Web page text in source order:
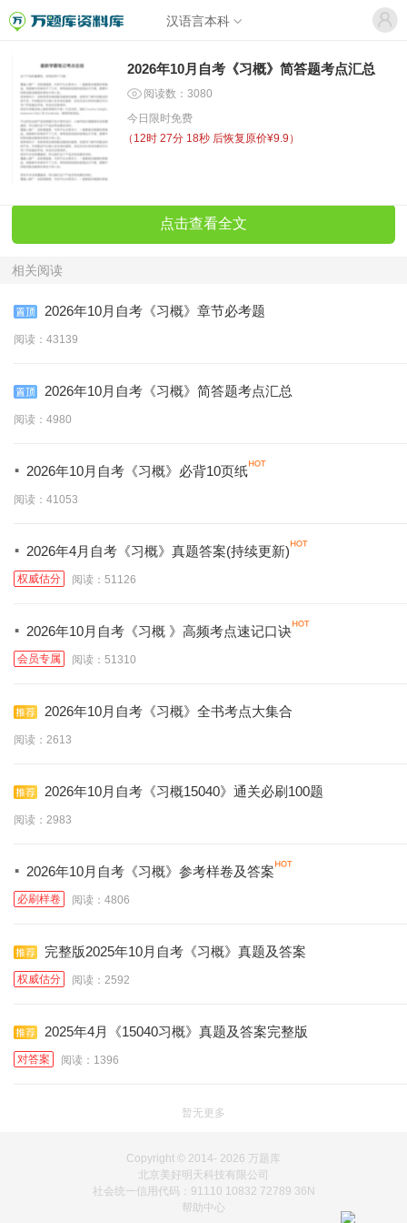
汉语言本科
2026年10月自考《习概》简答题考点汇总
阅读数：3080
今日限时免费
（ 12时 27分 18秒 后恢复原价¥9.9）
点击查看全文
相关阅读
2026年10月自考《习概》章节必考题
阅读：43139
2026年10月自考《习概》简答题考点汇总
阅读：4980
· 2026年10月自考《习概》必背10页纸
阅读：41053
· 2026年4月自考《习概》真题答案(持续更新)
权威估分 阅读：51126
· 2026年10月自考《习概 》高频考点速记口诀
会员专属 阅读：51310
2026年10月自考《习概》全书考点大集合
阅读：2613
2026年10月自考《习概15040》通关必刷100题
阅读：2983
· 2026年10月自考《习概》参考样卷及答案
必刷样卷 阅读：4806
完整版2025年10月自考《习概》真题及答案
权威估分 阅读：2592
2025年4月《15040习概》真题及答案完整版
对答案 阅读：1396
暂无更多
Copyright © 2014- 2026 万题库
北京美好明天科技有限公司
社会统一信用代码：91110 10832 72789 36N
帮助中心